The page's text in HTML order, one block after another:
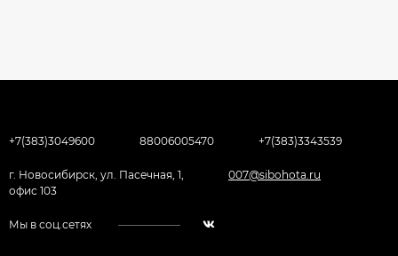
+7(383)3049600 88006005470 +7(383)3343539
г. Новосибирск, ул. Пасечная, 1,
офис 103
007@sibohota.ru
Мы в соц.сетях